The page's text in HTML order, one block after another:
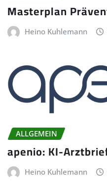
Masterplan
Heino Kuhlemann
ALLGEMEIN
apenio: KI-
Heino Kuhlemann